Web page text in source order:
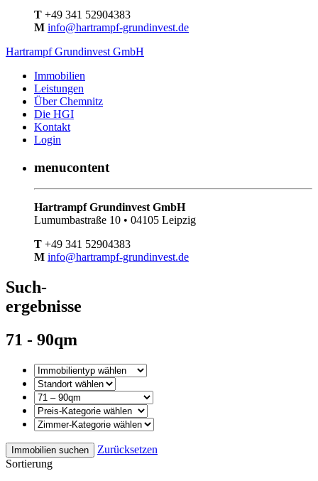
T +49 341 52904383
M info@hartrampf-grundinvest.de
Hartrampf Grundinvest GmbH
Immobilien
Leistungen
Über Chemnitz
Die HGI
Kontakt
Login
menucontent
Hartrampf Grundinvest GmbH
Lumumbastraße 10 • 04105 Leipzig
T +49 341 52904383
M info@hartrampf-grundinvest.de
Such-
ergebnisse
71 - 90qm
Immobilien suchen
Zurücksetzen
Sortierung